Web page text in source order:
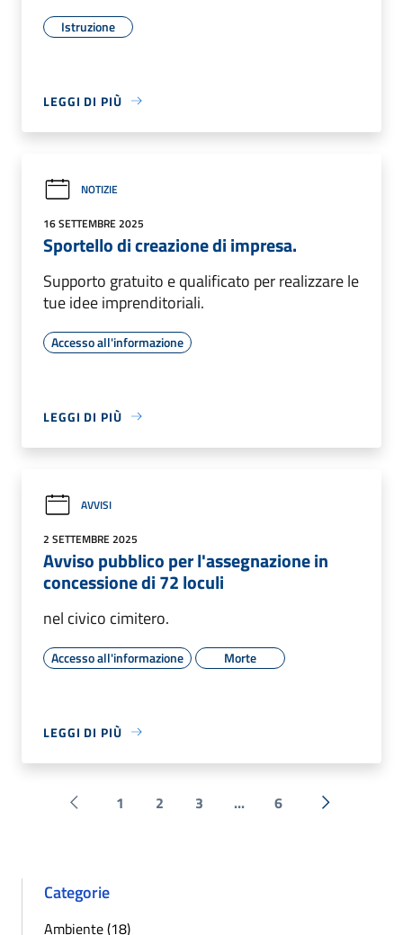
Istruzione
LEGGI DI PIÙ
NOTIZIE
16 SETTEMBRE 2025
Sportello di creazione di impresa.
Supporto gratuito e qualificato per realizzare le
tue idee imprenditoriali.
Accesso all'informazione
LEGGI DI PIÙ
AVVISI
2 SETTEMBRE 2025
Avviso pubblico per l'assegnazione in
concessione di 72 loculi
nel civico cimitero.
Accesso all'informazione Morte
LEGGI DI PIÙ
Pagina precedente
1 2 3 ... 6 Successiva
Categorie
Ambiente (18)